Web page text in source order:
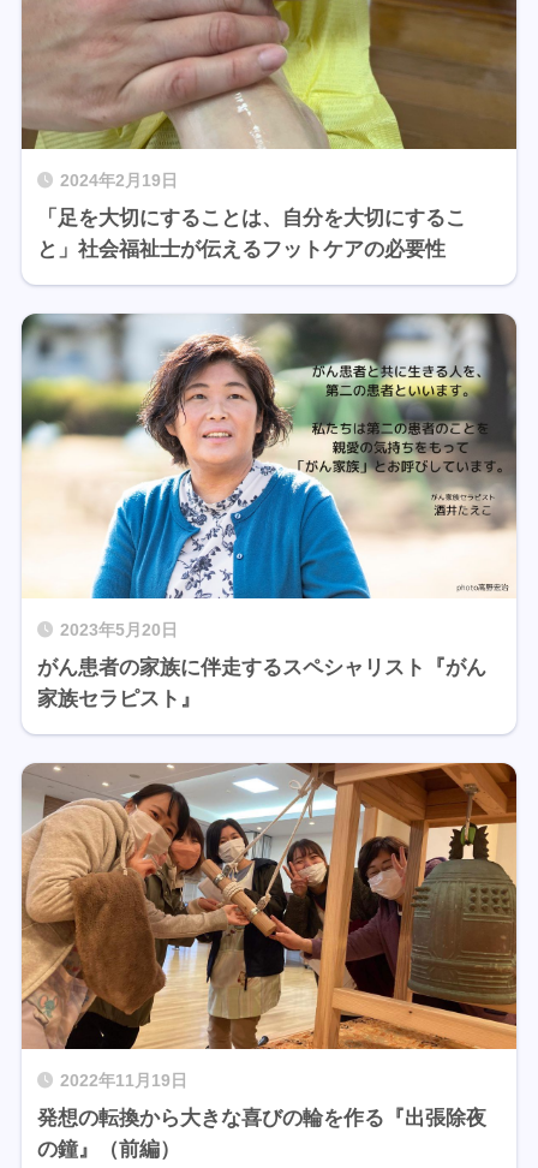
2024年2月19日
「足を大切にすることは、自分を大切にするこ
と」社会福祉士が伝えるフットケアの必要性
2023年5月20日
がん患者の家族に伴走するスペシャリスト『がん
家族セラピスト』
2022年11月19日
発想の転換から大きな喜びの輪を作る『出張除夜
の鐘』（前編）